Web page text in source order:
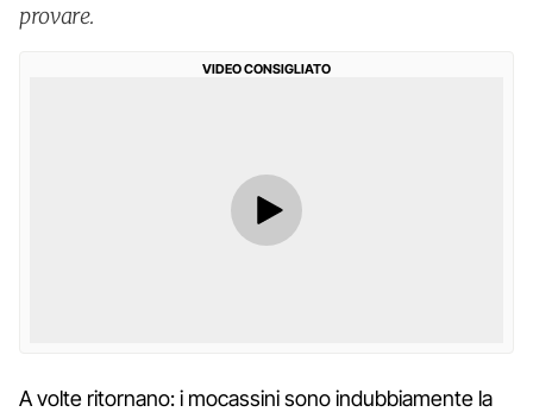
provare.
VIDEO CONSIGLIATO
A volte ritornano: i mocassini sono indubbiamente la